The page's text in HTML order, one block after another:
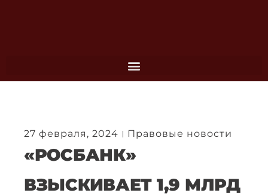
27 февраля, 2024 Правовые новости
«РОСБАНК»
ВЗЫСКИВАЕТ 1,9 МЛРД